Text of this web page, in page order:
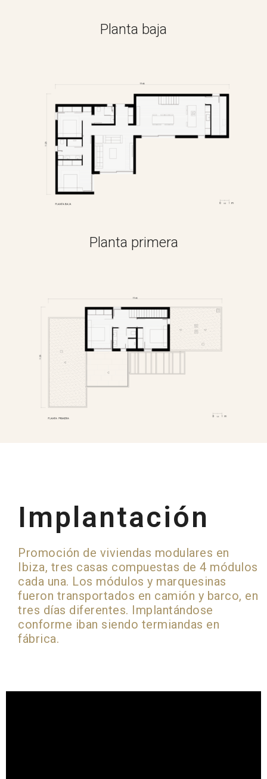
Planta baja
Planta primera
Implantación
Promoción de viviendas modulares en
Ibiza, tres casas compuestas de 4 módulos
cada una. Los módulos y marquesinas
fueron transportados en camión y barco, en
tres días diferentes. Implantándose
conforme iban siendo termiandas en
fábrica.